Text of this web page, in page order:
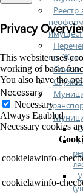
Реестр
г.о.
Списки
Privacy
This website uses
working of basic
You also have the
Necessary
Necessary
Always Enabled
Necessary cookies
cookielawinfo-
cookielawinfo-